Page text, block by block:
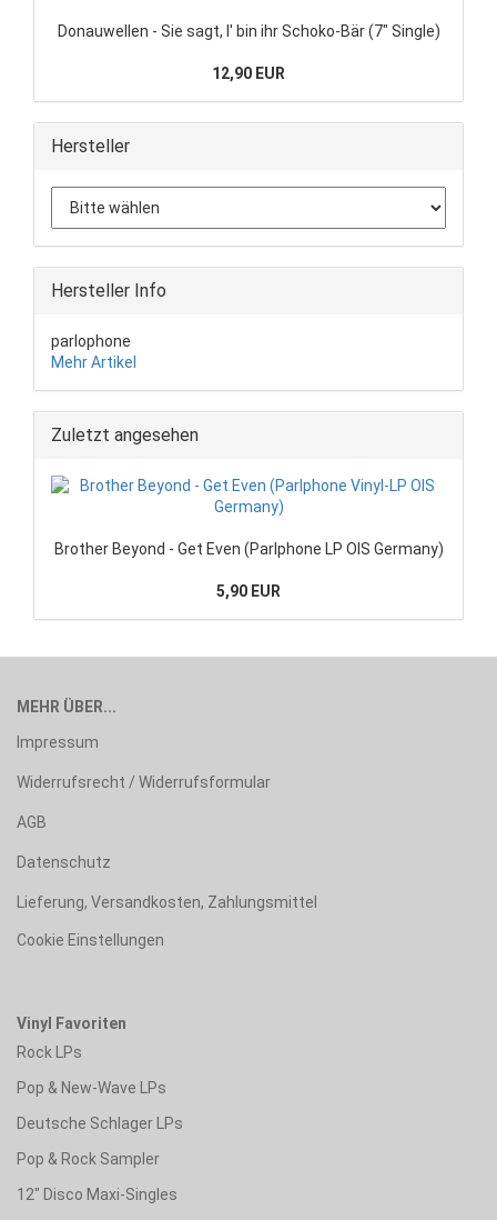
Donauwellen - Sie sagt, I' bin ihr Schoko-Bär (7" Single)
12,90 EUR
Hersteller
Hersteller Info
parlophone
Mehr Artikel
Zuletzt angesehen
Brother Beyond - Get Even (Parlphone LP OIS Germany)
5,90 EUR
MEHR ÜBER...
Impressum
Widerrufsrecht / Widerrufsformular
AGB
Datenschutz
Lieferung, Versandkosten, Zahlungsmittel
Cookie Einstellungen
Vinyl Favoriten
Rock LPs
Pop & New-Wave LPs
Deutsche Schlager LPs
Pop & Rock Sampler
12" Disco Maxi-Singles